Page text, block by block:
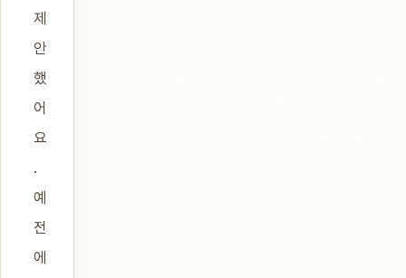
제
안
했
어
요
.
예
전
에